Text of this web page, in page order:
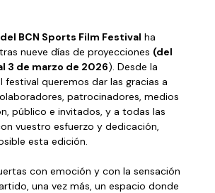
BCN Sports Film Festival ha
nueve días de proyecciones (del
3 de marzo de 2026). Desde la
festival queremos dar las gracias a
patrocinadores, medios
público e invitados, y a todas las
vuestro esfuerzo y dedicación,
esta edición.
con emoción y con la sensación
una vez más, un espacio donde